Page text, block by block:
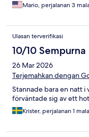
Mario, perjalanan 3
Ulasan terverifikasi
10/10 Sempurna
26 Mar 2026
Terjemahkan dengan
Stannade bara en natt i
förväntade sig av ett
Krister, perjalanan 1